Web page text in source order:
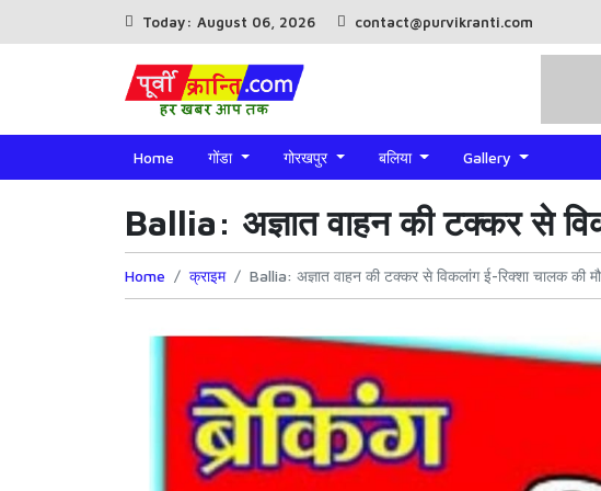
Today: August 06, 2026 contact@purvikranti.com
Home गोंडा गोरखपुर बलिया Gallery
Ballia: अज्ञात वाहन की टक्कर से
Home क्राइम Ballia: अज्ञात वाहन की टक्कर से विकलांग ई-रिक्शा चालक की